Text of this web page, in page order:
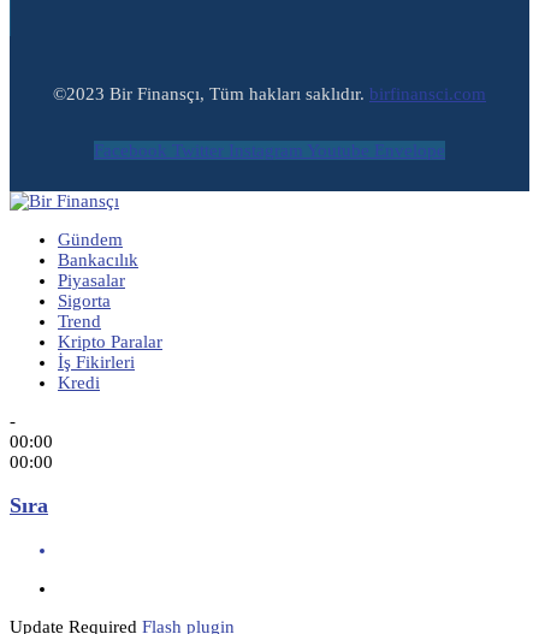
©2023 Bir Finansçı, Tüm hakları saklıdır. birfinansci.com
Facebook Twitter Instagram Youtube Envelope
Gündem
Bankacılık
Piyasalar
Sigorta
Trend
Kripto Paralar
İş Fikirleri
Kredi
-
00:00
00:00
Sıra
Update Required Flash plugin